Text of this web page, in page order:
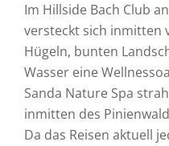
Im Hillside Bach Club
versteckt sich inmitten
Hügeln, bunten
Wasser eine
Sanda Nature Spa
inmitten des
Da das Reisen aktuell